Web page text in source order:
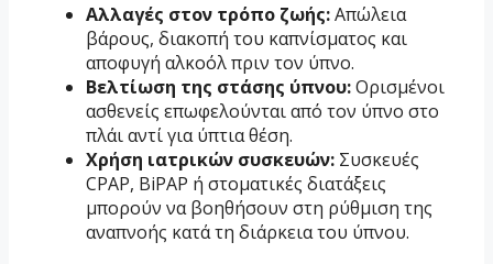
Αλλαγές στον τρόπο ζωής:Απώλεια
βάρους, διακοπή του καπνίσματος και
αποφυγή αλκοόλ πριν τον ύπνο.
Βελτίωση της στάσης ύπνου:Ορισμένοι
ασθενείς επωφελούνται από τον ύπνο στο
πλάι αντί για ύπτια θέση.
Χρήση ιατρικών συσκευών: Συσκευές
CPAP, BiPAP ή στοματικές διατάξεις
μπορούν να βοηθήσουν στη ρύθμιση της
αναπνοής κατά τη διάρκεια του ύπνου.